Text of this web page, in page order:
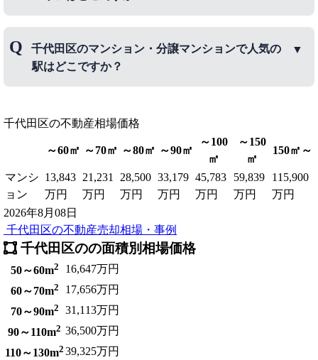
リアは、四ツ谷、 飯田橋、東神田などです。
千代田区のマンション・分譲マンションで人気の
駅はどこですか？
は、東京駅、秋葉原駅
千代田区の不動産相場価格
～60㎡ ～70㎡ ～80㎡ ～90㎡
～100
㎡
～150
㎡
150㎡～
マンシ
ョン
13,843
万円
21,231
万円
28,500
万円
33,179
万円
45,783
万円
59,839
万円
115,900
万円
2026年8月08日
千代田区の不動産売却相場・事例
千代田区のの面積別相場価格
50～60m2
16,647万円
60～70m2
17,656万円
70～90m2
31,113万円
90～110m2 36,500万円
110～130m2 39,325万円